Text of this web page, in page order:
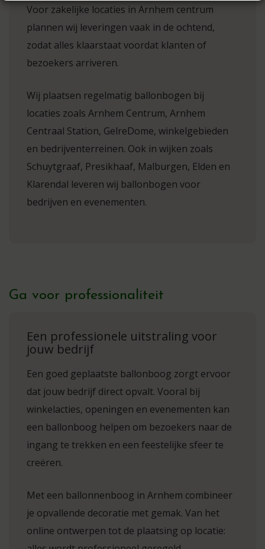
Voor zakelijke locaties in Arnhem centrum
plannen wij leveringen vaak in de ochtend,
zodat alles klaarstaat voordat klanten of
bezoekers arriveren.
Wij plaatsen regelmatig ballonbogen bij
locaties zoals Arnhem Centrum, Arnhem
Centraal Station, GelreDome, winkelgebieden
en bedrijventerreinen. Ook in wijken zoals
Schuytgraaf, Presikhaaf, Malburgen, Elden en
Klarendal leveren wij ballonbogen voor
bedrijven en evenementen.
Ga voor professionaliteit
Een professionele uitstraling voor
jouw bedrijf
Een goed geplaatste ballonboog zorgt ervoor
dat jouw bedrijf direct opvalt. Vooral bij
winkelacties, openingen en evenementen kan
een ballonboog helpen om bezoekers naar de
ingang te trekken en een feestelijke sfeer te
creëren.
Met een ballonnenboog in Arnhem combineer
je opvallende decoratie met gemak. Van het
online ontwerpen tot de plaatsing op locatie: